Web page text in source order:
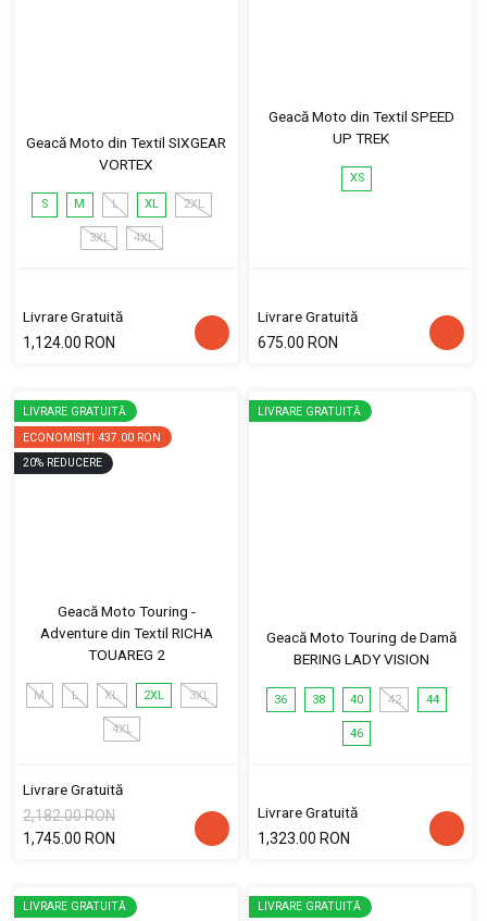
Geacă Moto din Textil SIXGEAR
VORTEX
S M L XL 2XL
3XL 4XL
Livrare Gratuită
1,124.00 RON
Geacă Moto din Textil SPEED
UP TREK
XS
Livrare Gratuită
675.00 RON
LIVRARE GRATUITĂ
ECONOMISIȚI 437.00 RON
20% REDUCERE
Geacă Moto Touring -
Adventure din Textil RICHA
TOUAREG 2
M L XL 2XL 3XL
4XL
Livrare Gratuită
2,182.00 RON
1,745.00 RON
LIVRARE GRATUITĂ
Geacă Moto Touring de Damă
BERING LADY VISION
36 38 40 42 44
46
Livrare Gratuită
1,323.00 RON
LIVRARE GRATUITĂ LIVRARE GRATUITĂ